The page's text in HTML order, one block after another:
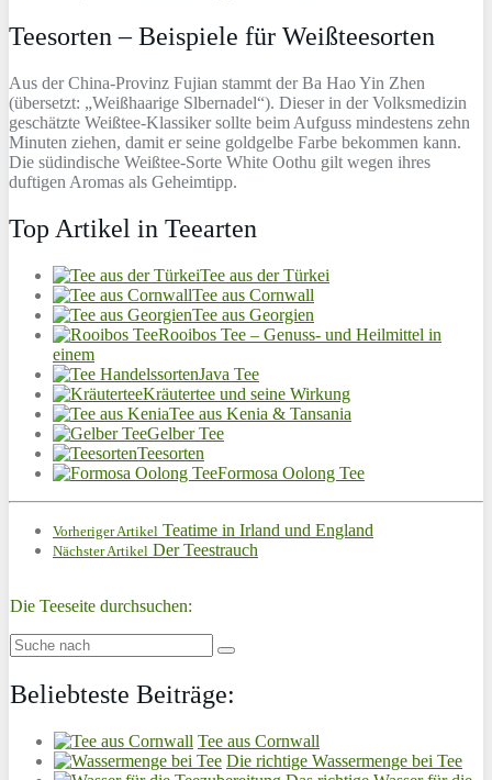
Teesorten – Beispiele für Weißteesorten
Aus der China-Provinz Fujian stammt der Ba Hao Yin Zhen
(übersetzt: „Weißhaarige Slbernadel“). Dieser in der Volksmedizin
geschätzte Weißtee-Klassiker sollte beim Aufguss mindestens zehn
Minuten ziehen, damit er seine goldgelbe Farbe bekommen kann.
Die südindische Weißtee-Sorte White Oothu gilt wegen ihres
duftigen Aromas als Geheimtipp.
Top Artikel in Teearten
Tee aus der Türkei
Tee aus Cornwall
Tee aus Georgien
Rooibos Tee – Genuss- und Heilmittel in
einem
Java Tee
Kräutertee und seine Wirkung
Tee aus Kenia & Tansania
Gelber Tee
Teesorten
Formosa Oolong Tee
Vorheriger Artikel Teatime in Irland und England
Nächster Artikel Der Teestrauch
Die Teeseite durchsuchen:
Beliebteste Beiträge:
Tee aus Cornwall
Die richtige Wassermenge bei Tee